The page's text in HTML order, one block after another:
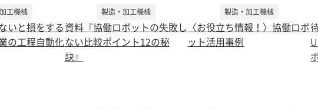
工機械
いと損をする
の工程自動化
製造・加工機械
資料『協働ロボットの失敗し
ない比較ポイント12の秘
訣』
製造・加工機械
〈お役立ち情報！〉協働ロボ
ット活用事例